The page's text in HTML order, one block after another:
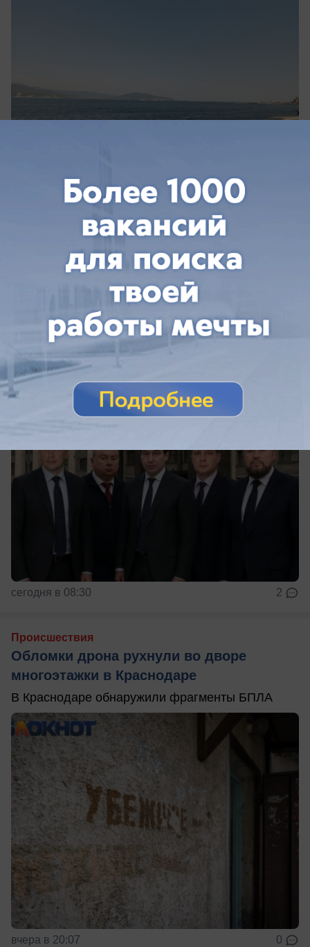
сегодня в 09:28
Жилые «квадраты» и портфели ценных
бумаг: чем владеют кубанские
кандидаты в депутаты Госдумы от «СР»
Сколько заработали за год кубанские кандидаты
сегодня в 08:30 2
Происшествия
Обломки дрона рухнули во дворе
многоэтажки в Краснодаре
В Краснодаре обнаружили фрагменты БПЛА
вчера в 20:07 0